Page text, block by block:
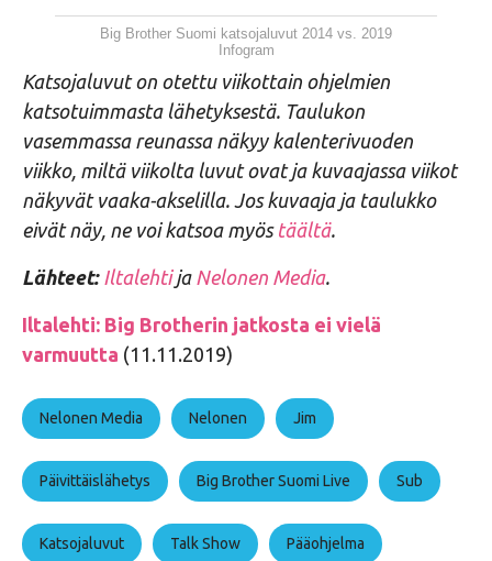
Big Brother Suomi katsojaluvut 2014 vs. 2019
Infogram
Katsojaluvut on otettu viikottain ohjelmien
katsotuimmasta lähetyksestä. Taulukon
vasemmassa reunassa näkyy kalenterivuoden
viikko, miltä viikolta luvut ovat ja kuvaajassa viikot
näkyvät vaaka-akselilla. Jos kuvaaja ja taulukko
eivät näy, ne voi katsoa myös täältä.
Lähteet: Iltalehtija Nelonen Media.
Iltalehti: Big Brotherin jatkosta ei vielä
varmuutta (11.11.2019)
Nelonen Media Nelonen Jim
Päivittäislähetys Big Brother Suomi Live Sub
Katsojaluvut Talk Show Pääohjelma